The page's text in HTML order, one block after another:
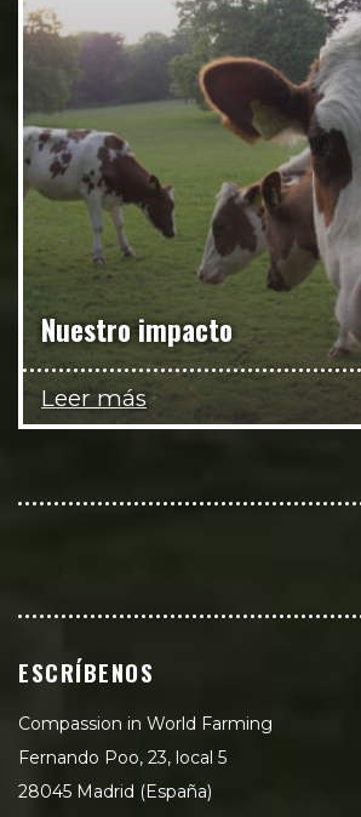
Nuestro impacto
Leer más
ESCRÍBENOS
Compassion in World Farming
Fernando Poo, 23, local 5
28045 Madrid (España)